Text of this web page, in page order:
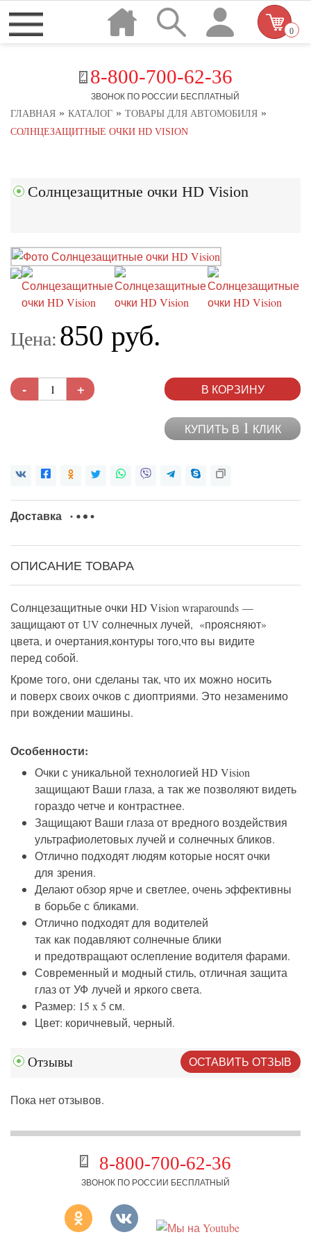
8-800-700-62-36
ЗВОНОК ПО РОССИИ БЕСПЛАТНЫЙ
0
ГЛАВНАЯ » КАТАЛОГ » ТОВАРЫ ДЛЯ АВТОМОБИЛЯ »
СОЛНЦЕЗАЩИТНЫЕ ОЧКИ HD VISION
Солнцезащитные очки HD Vision
Цена: 850 руб.
- + В КОРЗИНУ
КУПИТЬ В 1 КЛИК
Доставка
ОПИСАНИЕ ТОВАРА
Солнцезащитные очки HD Vision wraparounds —
защищают от UV солнечных лучей, «проясняют»
цвета, и очертания,контуры того,что вы видите
перед собой.
Кроме того, они сделаны так, что их можно носить
и поверх своих очков с диоптриями. Это незаменимо
при вождении машины.
Особенности:
Очки с уникальной технологией HD Vision
защищают Ваши глаза, а так же позволяют видеть
гораздо четче и контрастнее.
Защищают Ваши глаза от вредного воздействия
ультрафиолетовых лучей и солнечных бликов.
Отлично подходят людям которые носят очки
для зрения.
Делают обзор ярче и светлее, очень эффективны
в борьбе с бликами.
Отлично подходят для водителей
так как подавляют солнечные блики
и предотвращают ослепление водителя фарами.
Современный и модный стиль, отличная защита
глаз от УФ лучей и яркого света.
Размер: 15 x 5 см.
Цвет: коричневый, черный.
Отзывы ОСТАВИТЬ ОТЗЫВ
Пока нет отзывов.
8-800-700-62-36
ЗВОНОК ПО РОССИИ БЕСПЛАТНЫЙ